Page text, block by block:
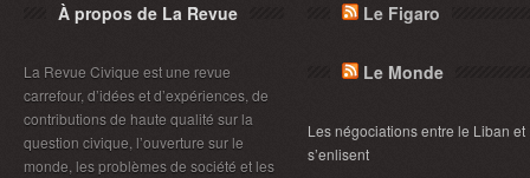
À propos de La Revue
La Revue Civique est une revue
carrefour, d’idées et d’expériences, de
contributions de haute qualité sur la
question civique, l’ouverture sur le
monde, les problèmes de société et les
Le Figaro
Le Monde
Les négociations entre le Liban et
s’enlisent